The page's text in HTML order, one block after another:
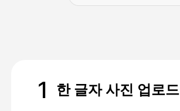
1 한 글자 사진 업로드